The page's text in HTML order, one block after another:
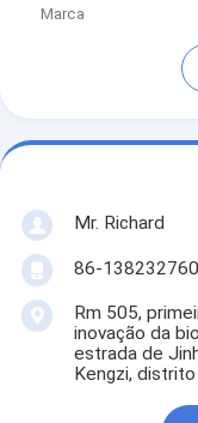
Marca
Mr. Richard
86-
Rm 505,
inovação da
estrada de
Kengzi,